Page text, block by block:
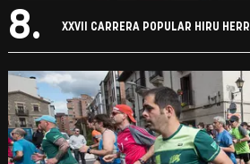
8. XXVII CARRERA POPULAR HIRU